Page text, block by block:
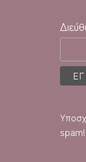
spam!